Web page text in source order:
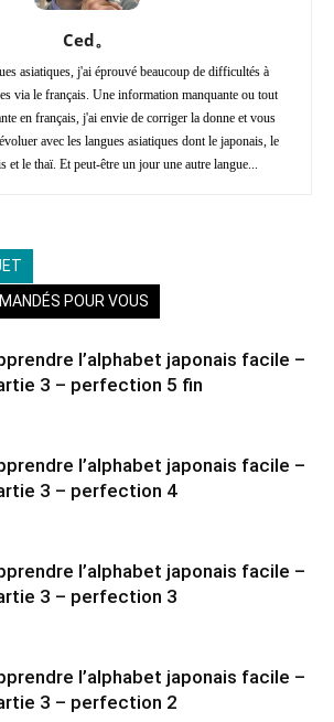
Ced。
asiatiques, j'ai éprouvé beaucoup de difficultés à
via le français. Une information manquante ou tout
en français, j'ai envie de corriger la donne et vous
avec les langues asiatiques dont le japonais, le
et le thaï. Et peut-être un jour une autre langue...
POUR VOUS
l’alphabet japonais facile –
3 – perfection 5 fin
l’alphabet japonais facile –
3 – perfection 4
l’alphabet japonais facile –
3 – perfection 3
l’alphabet japonais facile –
3 – perfection 2